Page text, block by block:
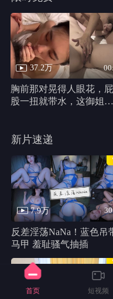
37.2万
胸前那对晃得人眼花，屁
股一扭就带水，这御姐身
新片速递
7.9万
反差淫荡NaNa！蓝色吊
马甲 羞耻骚气抽插
首页 短视频